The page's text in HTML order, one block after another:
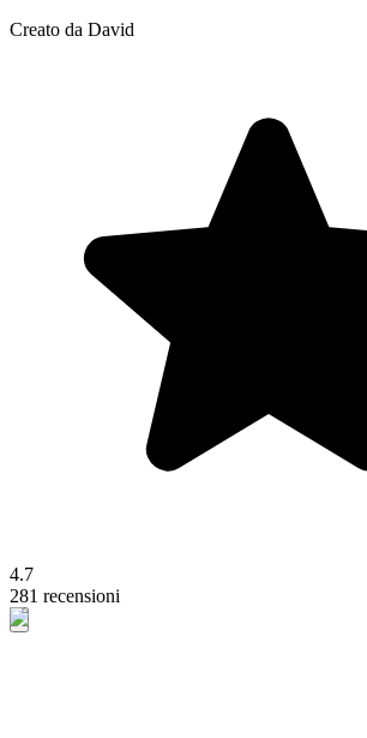
Creato da David
4.7
281 recensioni